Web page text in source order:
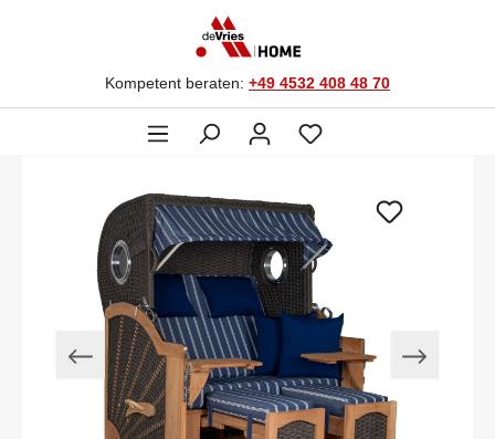
Kompetent beraten: +49 4532 408 48 70